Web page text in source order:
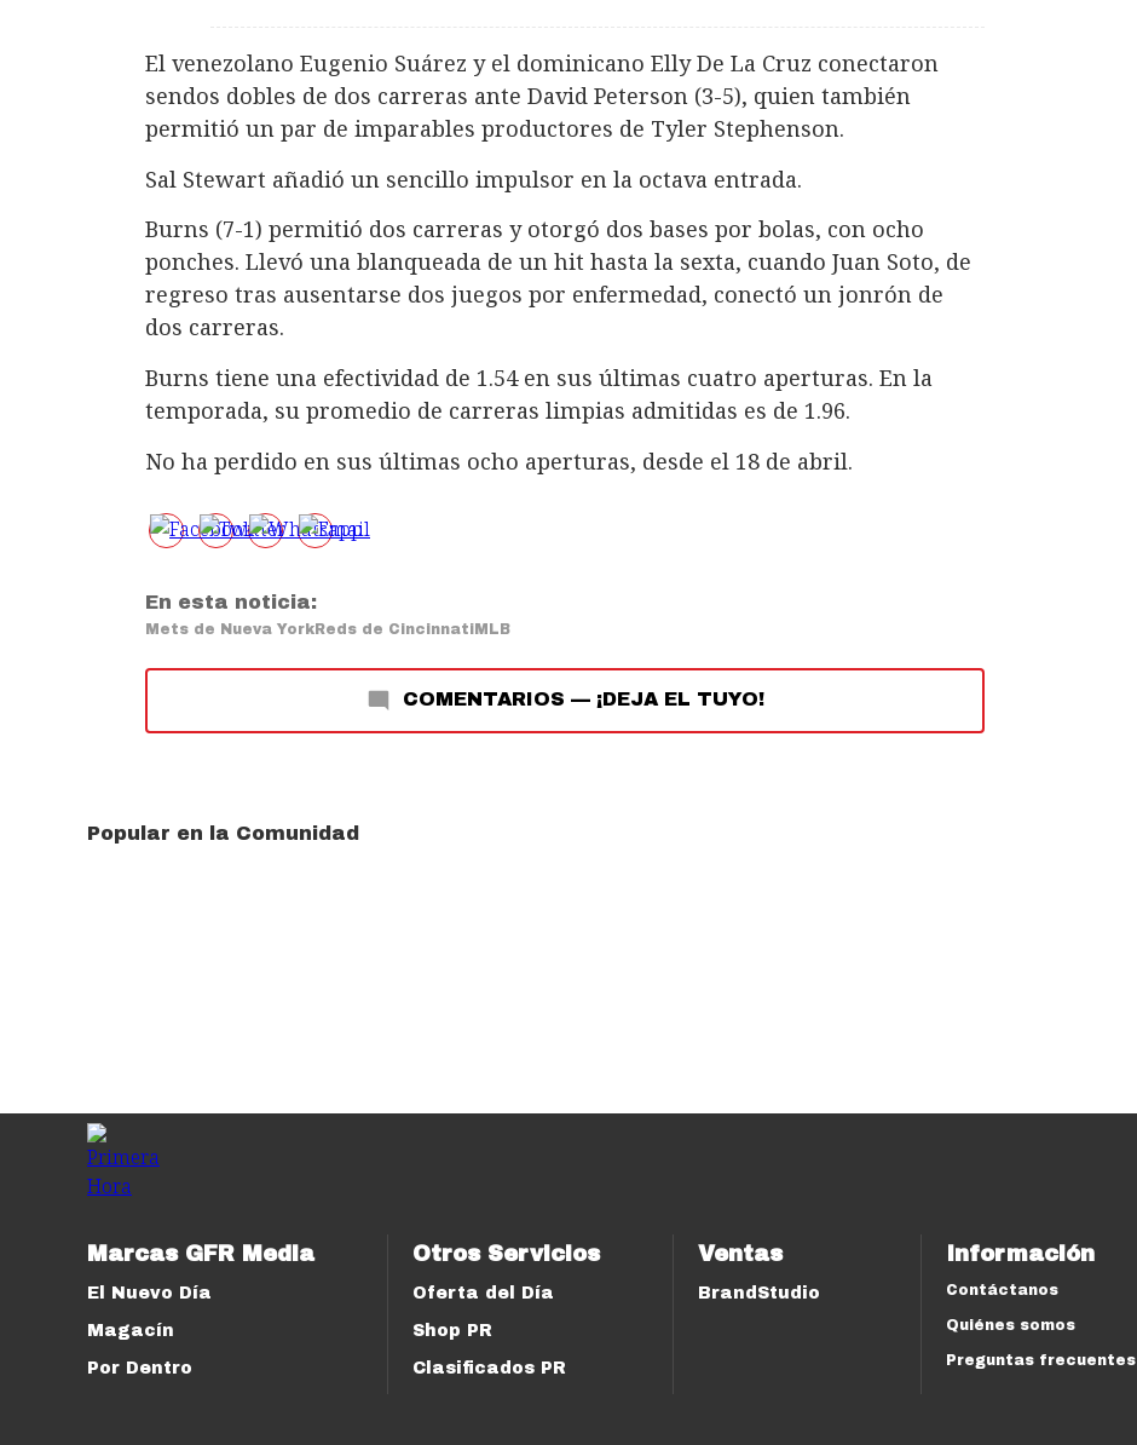
El venezolano Eugenio Suárez y el dominicano Elly De La Cruz conectaron
sendos dobles de dos carreras ante David Peterson (3-5), quien también
permitió un par de imparables productores de Tyler Stephenson.
Sal Stewart añadió un sencillo impulsor en la octava entrada.
Burns (7-1) permitió dos carreras y otorgó dos bases por bolas, con ocho
ponches. Llevó una blanqueada de un hit hasta la sexta, cuando Juan Soto, de
regreso tras ausentarse dos juegos por enfermedad, conectó un jonrón de
dos carreras.
Burns tiene una efectividad de 1.54 en sus últimas cuatro aperturas. En la
temporada, su promedio de carreras limpias admitidas es de 1.96.
No ha perdido en sus últimas ocho aperturas, desde el 18 de abril.
En esta noticia:
Mets de Nueva YorkReds de CincinnatiMLB
COMENTARIOS — ¡DEJA EL TUYO!
Popular en la Comunidad
Marcas GFR Media
El Nuevo Día
Magacín
Por Dentro
Otros Servicios
Oferta del Día
Shop PR
Clasificados PR
Ventas
BrandStudio
Información
Contáctanos
Quiénes somos
Preguntas frecuentes